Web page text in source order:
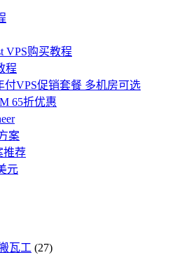
VPS购买教程
程
付VPS促销套餐 多机房可选
65折优惠
案
推荐
元
瓦工 (27)